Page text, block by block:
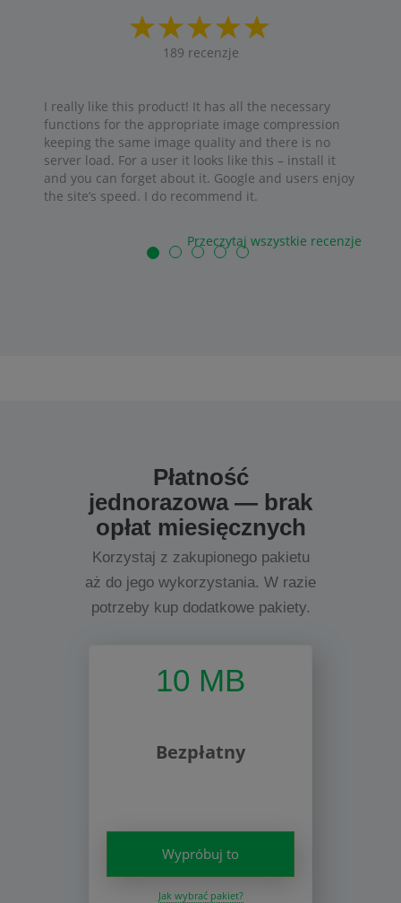
189 recenzje
I really like this product! It has all the necessary
functions for the appropriate image compression
keeping the same image quality and there is no
server load. For a user it looks like this – install it
and you can forget about it. Google and users enjoy
the site’s speed. I do recommend it.
Przeczytaj wszystkie recenzje
Płatność
jednorazowa — brak
opłat miesięcznych
Korzystaj z zakupionego pakietu
aż do jego wykorzystania. W razie
potrzeby kup dodatkowe pakiety.
10 MB
Bezpłatny
Wypróbuj to
Jak wybrać pakiet?